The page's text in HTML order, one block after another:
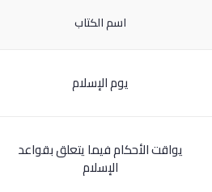
اسم الكتاب
يوم الإسلام
يواقت الأحكام فيما يتعلق بقواعد
الإسلام